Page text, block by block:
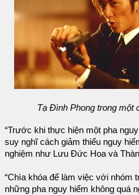
Tạ Đình Phong trong một
“Trước khi thực hiện một pha
suy nghĩ cách giảm thiểu nguy
nghiệm như Lưu Đức Hoa và
“Chìa khóa để làm việc với nhóm
những pha nguy hiểm không quá